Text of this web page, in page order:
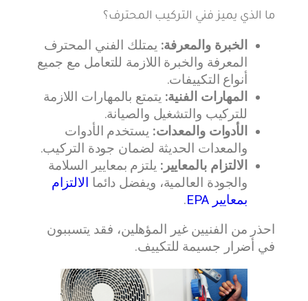
ما الذي يميز فني التركيب المحترف؟
الخبرة والمعرفة: يمتلك الفني المحترف
المعرفة والخبرة اللازمة للتعامل مع جميع
أنواع التكييفات.
المهارات الفنية: يتمتع بالمهارات اللازمة
للتركيب والتشغيل والصيانة.
الأدوات والمعدات: يستخدم الأدوات
والمعدات الحديثة لضمان جودة التركيب.
الالتزام بالمعايير: يلتزم بمعايير السلامة
والجودة العالمية، ويفضل دائما الالتزام
بمعايير EPA
.
احذر من الفنيين غير المؤهلين، فقد يتسببون
في أضرار جسيمة للتكييف.